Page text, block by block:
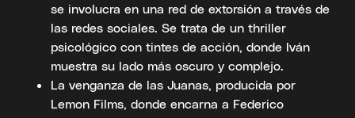
se involucra en una red de extorsión a través de
las redes sociales. Se trata de un thriller
psicológico con tintes de acción, donde Iván
muestra su lado más oscuro y complejo.
La venganza de las Juanas, producida por
Lemon Films, donde encarna a Federico